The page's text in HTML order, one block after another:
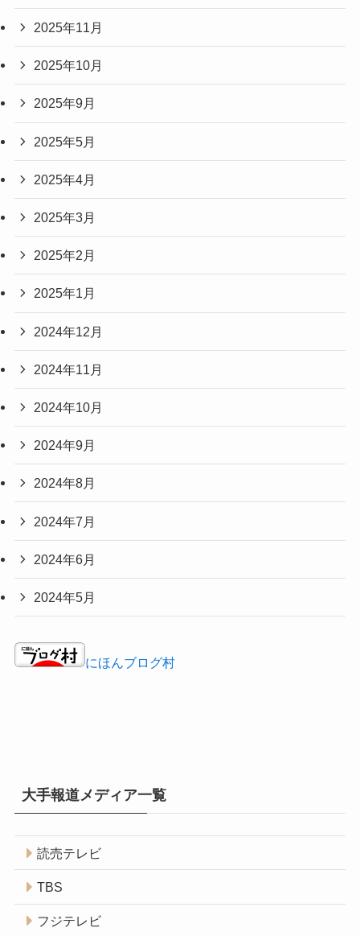
2025年11月
2025年10月
2025年9月
2025年5月
2025年4月
2025年3月
2025年2月
2025年1月
2024年12月
2024年11月
2024年10月
2024年9月
2024年8月
2024年7月
2024年6月
2024年5月
にほんブログ村
大手報道メディア一覧
読売テレビ
TBS
フジテレビ